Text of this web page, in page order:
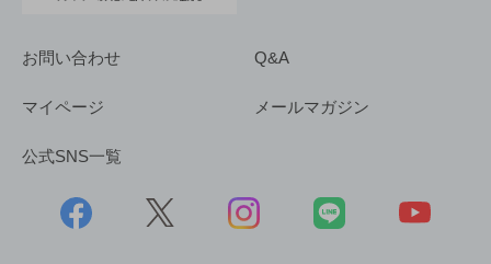
お問い合わせ Q&A
マイページ メールマガジン
公式SNS一覧